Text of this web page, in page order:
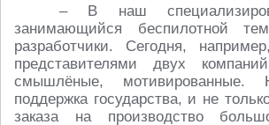
– В наш
занимающийся беспилотной
разработчики. Сегодня,
представителями двух
смышлёные,
поддержка государства, и не
заказа на производство